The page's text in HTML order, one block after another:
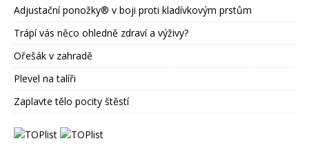
Adjustační ponožky® v boji proti kladívkovým prstům
Trápí vás něco ohledně zdraví a výživy?
Ořešák v zahradě
Plevel na talíři
Zaplavte tělo pocity štěstí